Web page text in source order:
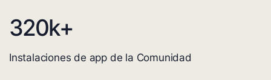
320k+
Instalaciones de app de la Comunidad